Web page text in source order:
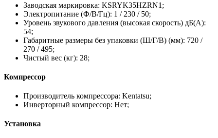
Заводская маркировка: KSRYK35HZRN1;
Электропитание (Ф/В/Гц): 1 / 230 / 50;
Уровень звукового давления (высокая скорость) дБ(А):
54;
Габаритные размеры без упаковки (Ш/Г/В) (мм): 720 /
270 / 495;
Чистый вес (кг): 28;
Компрессор
Производитель компрессора: Kentatsu;
Инверторный компрессор: Нет;
Установка